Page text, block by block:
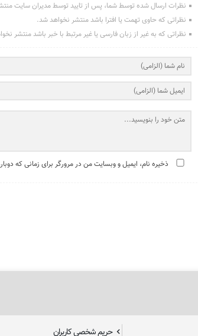
نظرات ارسال شده توسط شما، پس از تایید توسط مدیران سایت
نظراتی که حاوی تهمت یا افترا باشد منتشر نخواهد شد.
نظراتی که به غیر از زبان فارسی یا غیر مرتبط با خبر باشد منتشر
ذخیره نام، ایمیل و وبسایت من در مرورگر برای زمانی که
حریم شخصی کاربران